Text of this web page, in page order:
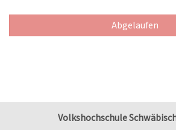
Abgelaufen
Volkshochschule